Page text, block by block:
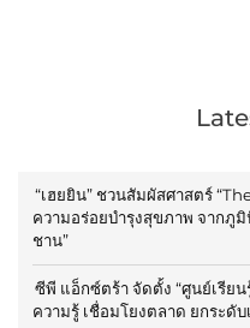
“เฮยยิน” ชวนสัมผัสศาสตร์
ความอร่อยบำรุงสุขภาพ จากภู
ชาน”
ซีพี แอ็กซ์ตร้า จัดตั้ง “ศูนย์เรีย
ความรู้ เชื่อมโยงตลาด ยกระดั